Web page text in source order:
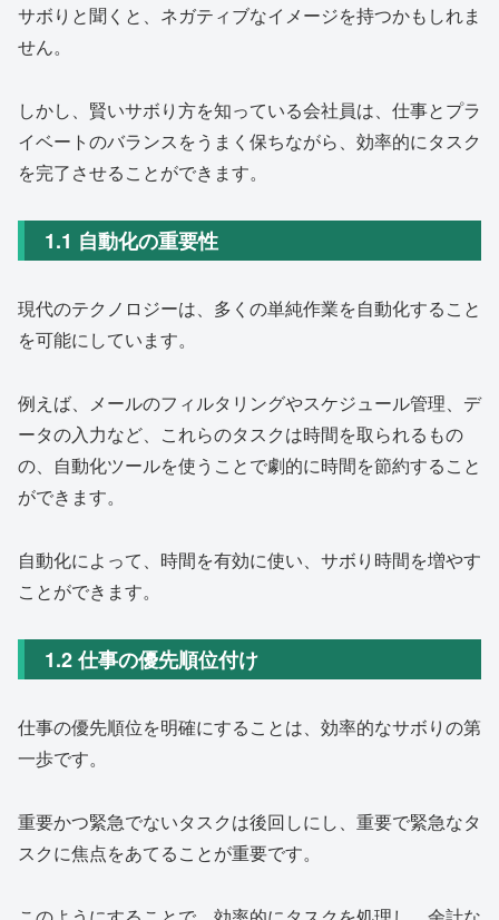
サボりと聞くと、ネガティブなイメージを持つかもしれま
せん。
しかし、賢いサボり方を知っている会社員は、仕事とプラ
イベートのバランスをうまく保ちながら、効率的にタスク
を完了させることができます。
1.1 自動化の重要性
現代のテクノロジーは、多くの単純作業を自動化すること
を可能にしています。
例えば、メールのフィルタリングやスケジュール管理、デ
ータの入力など、これらのタスクは時間を取られるもの
の、自動化ツールを使うことで劇的に時間を節約すること
ができます。
自動化によって、時間を有効に使い、サボり時間を増やす
ことができます。
1.2 仕事の優先順位付け
仕事の優先順位を明確にすることは、効率的なサボりの第
一歩です。
重要かつ緊急でないタスクは後回しにし、重要で緊急なタ
スクに焦点をあてることが重要です。